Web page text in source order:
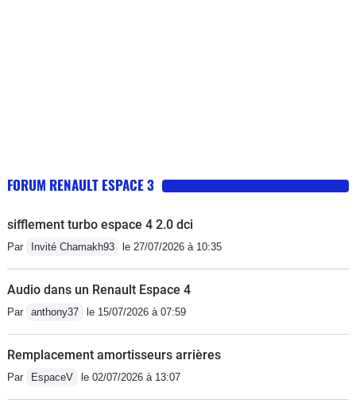
FORUM RENAULT ESPACE 3
sifflement turbo espace 4 2.0 dci
Par Invité Chamakh93 le 27/07/2026 à 10:35
Audio dans un Renault Espace 4
Par anthony37 le 15/07/2026 à 07:59
Remplacement amortisseurs arrières
Par EspaceV le 02/07/2026 à 13:07